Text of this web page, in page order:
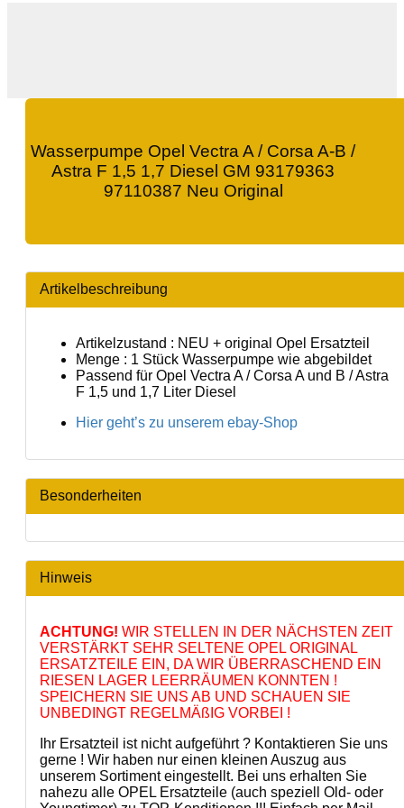
Wasserpumpe Opel Vectra A / Corsa A-B /
Astra F 1,5 1,7 Diesel GM 93179363
97110387 Neu Original
Artikelbeschreibung
Artikelzustand : NEU + original Opel Ersatzteil
Menge : 1 Stück Wasserpumpe wie abgebildet
Passend für Opel Vectra A / Corsa A und B / Astra
F 1,5 und 1,7 Liter Diesel
Hier geht’s zu unserem ebay-Shop
Besonderheiten
Hinweis
ACHTUNG! WIR STELLEN IN DER NÄCHSTEN ZEIT
VERSTÄRKT SEHR SELTENE OPEL ORIGINAL
ERSATZTEILE EIN, DA WIR ÜBERRASCHEND EIN
RIESEN LAGER LEERRÄUMEN KONNTEN !
SPEICHERN SIE UNS AB UND SCHAUEN SIE
UNBEDINGT REGELMÄßIG VORBEI !
Ihr Ersatzteil ist nicht aufgeführt ? Kontaktieren Sie uns
gerne ! Wir haben nur einen kleinen Auszug aus
unserem Sortiment eingestellt. Bei uns erhalten Sie
nahezu alle OPEL Ersatzteile (auch speziell Old- oder